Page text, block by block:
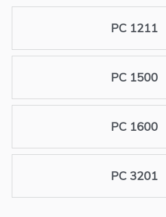
PC 1211
PC 1500
PC 1600
PC 3201